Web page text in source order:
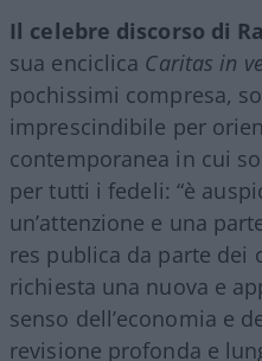
Il celebre discorso di
sua enciclica Caritas in
pochissimi compresa,
imprescindibile per
contemporanea in cui
per tutti i fedeli: “è
un’attenzione e una
res publica da parte dei
richiesta una nuova e
senso dell’economia e
revisione profonda e